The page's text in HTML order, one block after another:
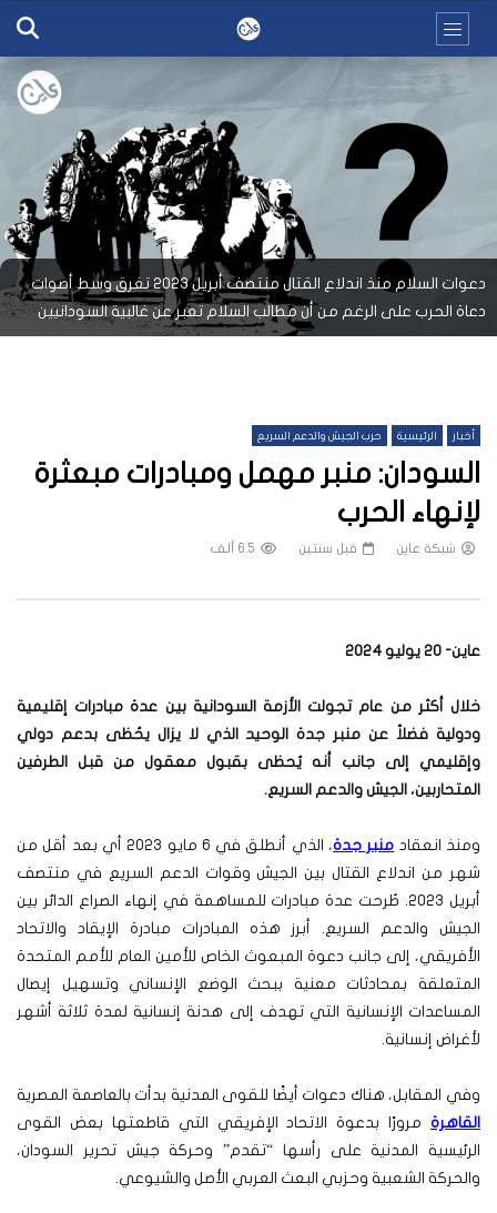
دعوات السلام منذ اندلاع القتال منتصف أبريل 2023 تغرق وسط أصوات
دعاة الحرب على الرغم من أن مطالب السلام تعبر عن غالبية السودانيين
أخبار الرئيسية حرب الجيش والدعم السريع
السودان: منبر مهمل ومبادرات مبعثرة
لإنهاء الحرب
شبكة عاين قبل سنتين 6.5 ألف
عاين- 20 يوليو 2024
خلال أكثر من عام تجولت الأزمة السودانية بين عدة مبادرات إقليمية
ودولية فضلاً عن منبر جدة الوحيد الذي لا يزال يحُظى بدعم دولي
وإقليمي إلى جانب أنه يُحظى بقبول معقول من قبل الطرفين
المتحاربين، الجيش والدعم السريع.
ومنذ انعقاد منبر جدة
، الذي أنطلق في 6 مايو 2023 أي بعد أقل من
شهر من اندلاع القتال بين الجيش وقوات الدعم السريع في منتصف
أبريل 2023. طُرحت عدة مبادرات للمساهمة في إنهاء الصراع الدائر بين
الجيش والدعم السريع. أبرز هذه المبادرات مبادرة الإيقاد والاتحاد
الأفريقي، إلى جانب دعوة المبعوث الخاص للأمين العام للأمم المتحدة
المتعلقة بمحادثات معنية ببحث الوضع الإنساني وتسهيل إيصال
المساعدات الإنسانية التي تهدف إلى هدنة إنسانية لمدة ثلاثة أشهر
لأغراض إنسانية.
وفي المقابل، هناك دعوات أيضًا للقوى المدنية بدأت بالعاصمة المصرية
القاهرة مرورًا بدعوة الاتحاد الإفريقي التي قاطعتها بعض القوى
الرئيسية المدنية على رأسها “تقدم” وحركة جيش تحرير السودان،
والحركة الشعبية وحزبي البعث العربي الأصل والشيوعي.